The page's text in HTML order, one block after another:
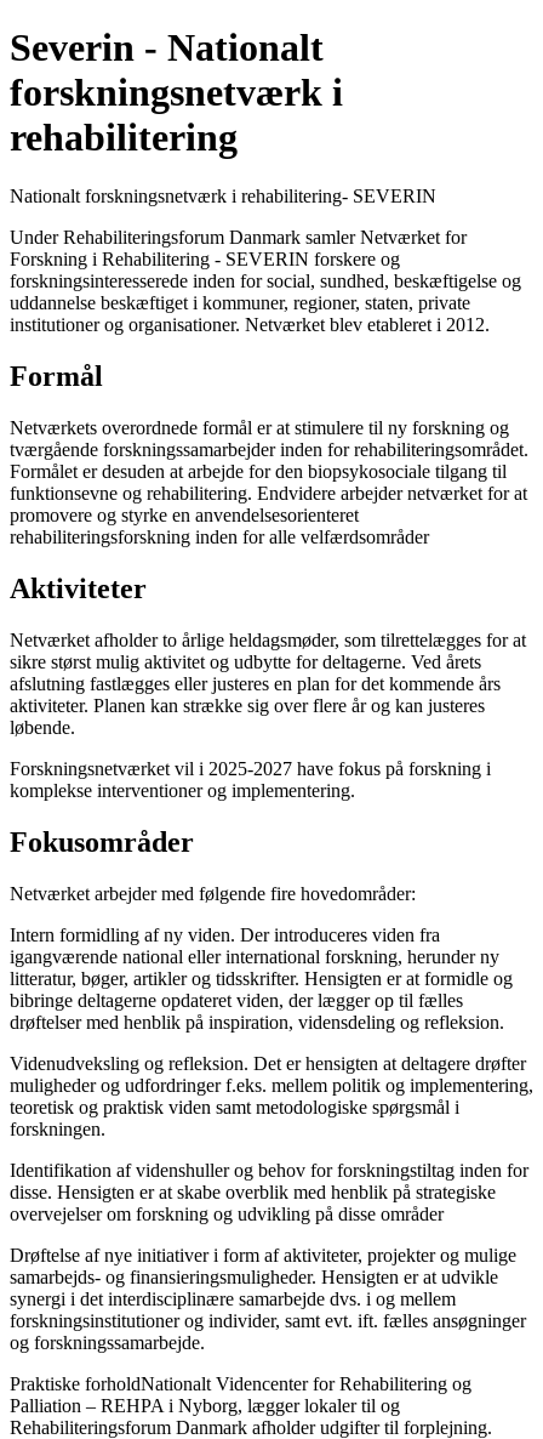
Severin - Nationalt
forskningsnetværk i
rehabilitering
Nationalt forskningsnetværk i rehabilitering- SEVERIN
Under Rehabiliteringsforum Danmark samler Netværket for
Forskning i Rehabilitering - SEVERIN forskere og
forskningsinteresserede inden for social, sundhed, beskæftigelse og
uddannelse beskæftiget i kommuner, regioner, staten, private
institutioner og organisationer. Netværket blev etableret i 2012.
Formål
Netværkets overordnede formål er at stimulere til ny forskning og
tværgående forskningssamarbejder inden for rehabiliteringsområdet.
Formålet er desuden at arbejde for den biopsykosociale tilgang til
funktionsevne og rehabilitering. Endvidere arbejder netværket for at
promovere og styrke en anvendelsesorienteret
rehabiliteringsforskning inden for alle velfærdsområder
Aktiviteter
Netværket afholder to årlige heldagsmøder, som tilrettelægges for at
sikre størst mulig aktivitet og udbytte for deltagerne. Ved årets
afslutning fastlægges eller justeres en plan for det kommende års
aktiviteter. Planen kan strække sig over flere år og kan justeres
løbende.
Forskningsnetværket vil i 2025-2027 have fokus på forskning i
komplekse interventioner og implementering.
Fokusområder
Netværket arbejder med følgende fire hovedområder:
Intern formidling af ny viden. Der introduceres viden fra
igangværende national eller international forskning, herunder ny
litteratur, bøger, artikler og tidsskrifter. Hensigten er at formidle og
bibringe deltagerne opdateret viden, der lægger op til fælles
drøftelser med henblik på inspiration, vidensdeling og refleksion.
Videnudveksling og refleksion. Det er hensigten at deltagere drøfter
muligheder og udfordringer f.eks. mellem politik og implementering,
teoretisk og praktisk viden samt metodologiske spørgsmål i
forskningen.
Identifikation af videnshuller og behov for forskningstiltag inden for
disse. Hensigten er at skabe overblik med henblik på strategiske
overvejelser om forskning og udvikling på disse områder
Drøftelse af nye initiativer i form af aktiviteter, projekter og mulige
samarbejds- og finansieringsmuligheder. Hensigten er at udvikle
synergi i det interdisciplinære samarbejde dvs. i og mellem
forskningsinstitutioner og individer, samt evt. ift. fælles ansøgninger
og forskningssamarbejde.
Praktiske forholdNationalt Videncenter for Rehabilitering og
Palliation – REHPA i Nyborg, lægger lokaler til og
Rehabiliteringsforum Danmark afholder udgifter til forplejning.